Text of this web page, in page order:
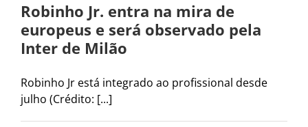
Robinho Jr. entra na mira de
europeus e será observado pela
Inter de Milão
Robinho Jr está integrado ao profissional desde
julho (Crédito: [...]